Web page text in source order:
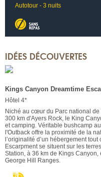
Autotour - 3 nuits
IDÉES DÉCOUVERTES
Kings Canyon Dreamtime
Hôtel 4*
Niché au cœur du Parc national de
300 km d'Ayers Rock, le King
et camping. Véritable bushcamp
l'Outback offre la proximité de la
l’originalité d’un hébergement
Escarpment se situent sur les
Station, à 36 km de Kings
George Hill Ranges.